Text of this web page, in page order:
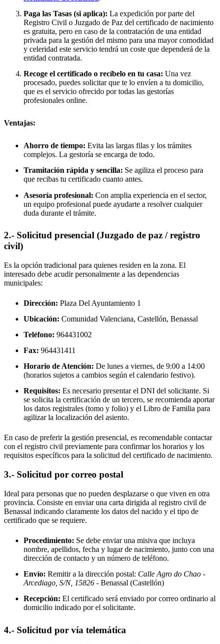
Paga las Tasas (si aplica): La expedición por parte del
Registro Civil o Juzgado de Paz del certificado de nacimiento
es gratuita, pero en caso de la contratación de una entidad
privada para la gestión del mismo para una mayor comodidad
y celeridad este servicio tendrá un coste que dependerá de la
entidad contratada.
Recoge el certificado o recíbelo en tu casa: Una vez
procesado, puedes solicitar que te lo envíen a tu domicilio,
que es el servicio ofrecido por todas las gestorías
profesionales online.
Ventajas:
Ahorro de tiempo: Evita las largas filas y los trámites
complejos. La gestoría se encarga de todo.
Tramitación rápida y sencilla: Se agiliza el proceso para
que recibas tu certificado cuanto antes.
Asesoría profesional: Con amplia experiencia en el sector,
un equipo profesional puede ayudarte a resolver cualquier
duda durante el trámite.
2.- Solicitud presencial (Juzgado de paz / registro
civil)
Es la opción tradicional para quienes residen en la zona. El
interesado debe acudir personalmente a las dependencias
municipales:
Dirección: Plaza Del Ayuntamiento 1
Ubicación: Comunidad Valenciana, Castellón, Benassal
Teléfono: 964431002
Fax: 964431411
Horario de Atención: De lunes a viernes, de 9:00 a 14:00
(horarios sujetos a cambios según el calendario festivo).
Requisitos: Es necesario presentar el DNI del solicitante. Si
se solicita la certificación de un tercero, se recomienda aportar
los datos registrales (tomo y folio) y el Libro de Familia para
agilizar la localización del asiento.
En caso de preferir la gestión presencial, es recomendable contactar
con el registro civil previamente para confirmar los horarios y los
requisitos específicos para la solicitud del certificado de nacimiento.
3.- Solicitud por correo postal
Ideal para personas que no pueden desplazarse o que viven en otra
provincia. Consiste en enviar una carta dirigida al registro civil de
Benassal indicando claramente los datos del nacido y el tipo de
certificado que se requiere.
Procedimiento: Se debe enviar una misiva que incluya
nombre, apellidos, fecha y lugar de nacimiento, junto con una
dirección de contacto y un número de teléfono.
Envío: Remitir a la dirección postal: Calle Agro do Chao -
Arcediago, S/N, 15826 - Benassal (Castellón)
Recepción: El certificado será enviado por correo ordinario al
domicilio indicado por el solicitante.
4.- Solicitud por vía telemática